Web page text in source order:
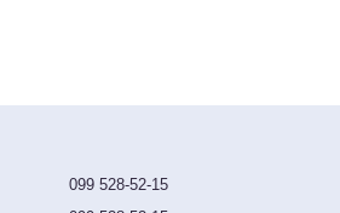
099 528-52-15